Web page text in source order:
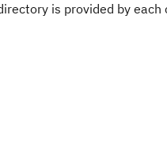
is provided by each